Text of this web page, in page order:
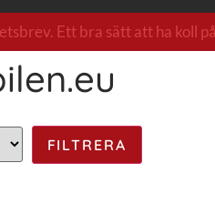
Ett bra sätt att ha koll